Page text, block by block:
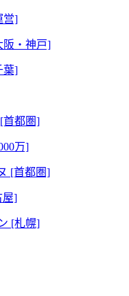
営]
阪・神戸]
葉]
首都圏]
万]
[首都圏]
屋]
[札幌]